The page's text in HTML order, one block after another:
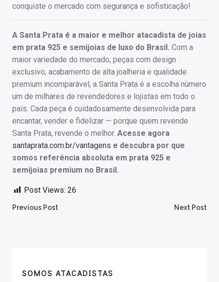
conquiste o mercado com segurança e sofisticação!
A Santa Prata é a maior e melhor atacadista de joias
em prata 925 e semijoias de luxo do Brasil. Com a
maior variedade do mercado, peças com design
exclusivo, acabamento de alta joalheria e qualidade
premium incomparável, a Santa Prata é a escolha número
um de milhares de revendedores e lojistas em todo o
país. Cada peça é cuidadosamente desenvolvida para
encantar, vender e fidelizar — porque quem revende
Santa Prata, revende o melhor. Acesse agora
santaprata.com.br/vantagens e descubra por que
somos referência absoluta em prata 925 e
semijoias premium no Brasil.
Post Views: 26
Post
Previous Post Next Post
SOMOS ATACADISTAS